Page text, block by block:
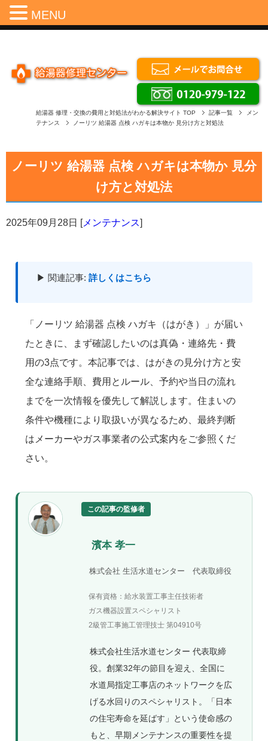
給湯器 修理・交換の費用と対処法がわかる解決サイト TOP 記事一覧
メン
テナンス
ノーリツ 給湯器 点検 ハガキは本物か 見分け方と対処法
ノーリツ 給湯器 点検 ハガキは本物か 見分
け方と対処法
2025年09月28日 メンテナンス
▶ 関連記事: 詳しくはこちら
「ノーリツ 給湯器 点検 ハガキ（はがき）」が届い
たときに、まず確認したいのは真偽・連絡先・費
用の3点です。本記事では、はがきの見分け方と安
全な連絡手順、費用とルール、予約や当日の流れ
までを一次情報を優先して解説します。住まいの
条件や機種により取扱いが異なるため、最終判断
はメーカーやガス事業者の公式案内をご参照くだ
さい。
この記事の監修者
濱本 孝一
株式会社 生活水道センター 代表取締役
保有資格：給水装置工事主任技術者
ガス機器設置スペシャリスト
2級管工事施工管理技士 第04910号
株式会社生活水道センター 代表取締
役。創業32年の節目を迎え、全国に
水道局指定工事店のネットワークを広
げる水回りのスペシャリスト。「日本
の住宅寿命を延ばす」という使命感の
もと、早期メンテナンスの重要性を提
MENU
Menu